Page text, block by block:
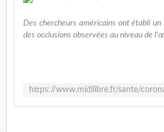
Des chercheurs américains ont établi
des occlusions observées au niveau de